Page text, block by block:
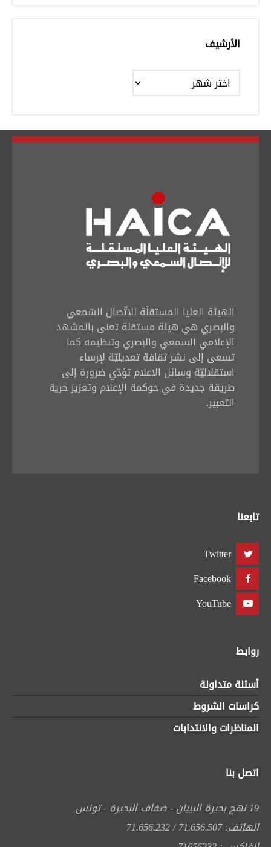
الأرشيف
الأرشيف
الهيئة العليا المستقلّة للاتّصال السّمعي
والبصري هي هيئة مستقلة تعنى بالمشهد
الإعلامي السمعي والبصري وتنظيمه كما
تسعى إلى نشر ثقافة تعديليّة لإرساء
استقلاليّة وسائل الاعلام تؤدّي ضرورة إلى
طريقة جديدة في حوكمة الإعلام وتعزيز حرية
التعبير.
تابعنا
Twitter
Facebook
YouTube
روابط
أسئلة متداولة
كراسات الشروط
المناظرات والانتدابات
اتصل بنا
19 نهج بحيرة البيبان - ضفاف البحيرة - تونس
الهاتف: 71.656.507 / 71.656.232